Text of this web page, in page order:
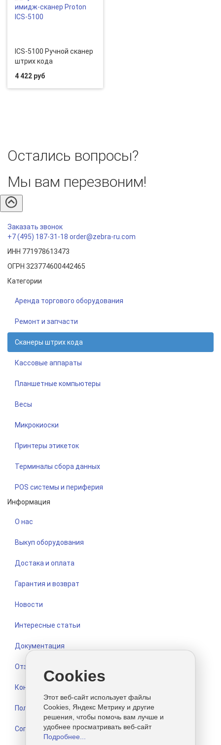
ICS-5100 Ручной сканер
штрих кода
4 422 руб
Остались вопросы?
Мы вам перезвоним!
Заказать звонок
+7 (495) 187-31-18 order@zebra-ru.com
ИНН 771978613473
ОГРН 323774600442465
Категории
Аренда торгового оборудования
Ремонт и запчасти
Сканеры штрих кода
Кассовые аппараты
Планшетные компьютеры
Весы
Микрокиоски
Принтеры этикеток
Терминалы сбора данных
POS системы и периферия
Информация
О нас
Выкуп оборудования
Достака и оплата
Гарантия и возврат
Новости
Интересные статьи
Документация
Отзывы
Контакты
Политика конфиденциальности
Согласие на обработку персональных данных
Cookies
Этот веб-сайт использует файлы
Cookies, Яндекс Метрику и другие
решения, чтобы помочь вам лучше и
удобнее просматривать веб-сайт
Подробнее...